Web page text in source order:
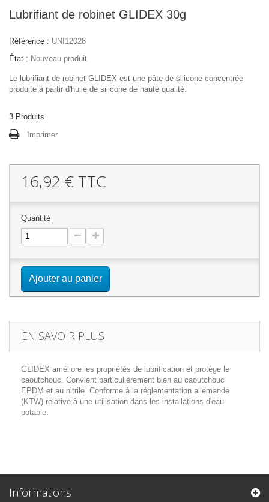
Lubrifiant de robinet GLIDEX 30g
Référence : UNI12028
État : Nouveau produit
Le lubrifiant de robinet GLIDEX est une pâte de silicone concentrée
produite à partir d'huile de silicone de haute qualité.
3 Produits
Imprimer
16,92 € TTC
Quantité
Ajouter au panier
EN SAVOIR PLUS
GLIDEX améliore les propriétés de lubrification et protège le
caoutchouc. Convient particulièrement bien au caoutchouc
EPDM et au nitrile. Conforme à la réglementation allemande
(KTW) relative à une utilisation dans les installations d'eau
potable.
Informations